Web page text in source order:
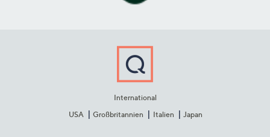
International
USA
Großbritannien Italien Japan